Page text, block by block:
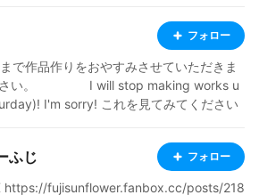
フォロー
で作品作りをおやすみさせていただきま
さい。 I will stop making works u
I'm sorry! これを見てみてください
を使用してゲームを作っています。 ゲー
てて嬉しいです ・15歳です。現役の中学
ふじ フォロー
https://fujisunflower.fanbox.cc/posts/218